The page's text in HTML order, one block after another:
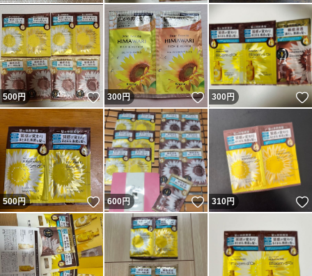
500円 いいね！
300円 いいね！
300円
500円 いいね！
600円 いいね！
310円